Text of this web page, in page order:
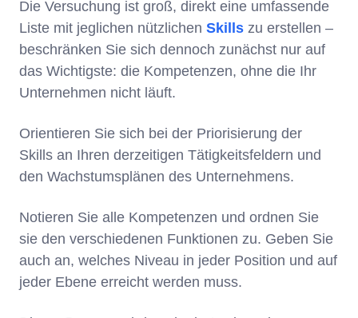
Die Versuchung ist groß, direkt eine umfassende
Liste mit jeglichen nützlichen Skills zu erstellen –
beschränken Sie sich dennoch zunächst nur auf
das Wichtigste: die Kompetenzen, ohne die Ihr
Unternehmen nicht läuft.
Orientieren Sie sich bei der Priorisierung der
Skills an Ihren derzeitigen Tätigkeitsfeldern und
den Wachstumsplänen des Unternehmens.
Notieren Sie alle Kompetenzen und ordnen Sie
sie den verschiedenen Funktionen zu. Geben Sie
auch an, welches Niveau in jeder Position und auf
jeder Ebene erreicht werden muss.